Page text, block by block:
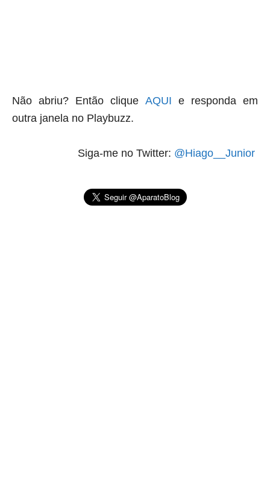
Não abriu? Então clique AQUI e responda em
outra janela no Playbuzz.
Siga-me no Twitter: @Hiago__Junior